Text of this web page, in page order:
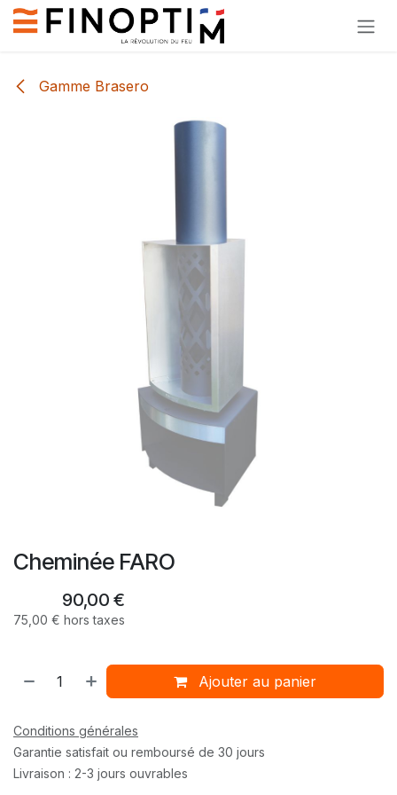
Se rendre au contenu
Gamme Brasero
Cheminée FARO
90,00 €
75,00 € hors taxes
Ajouter au panier
Conditions générales
Garantie satisfait ou remboursé de 30 jours
Livraison : 2-3 jours ouvrables